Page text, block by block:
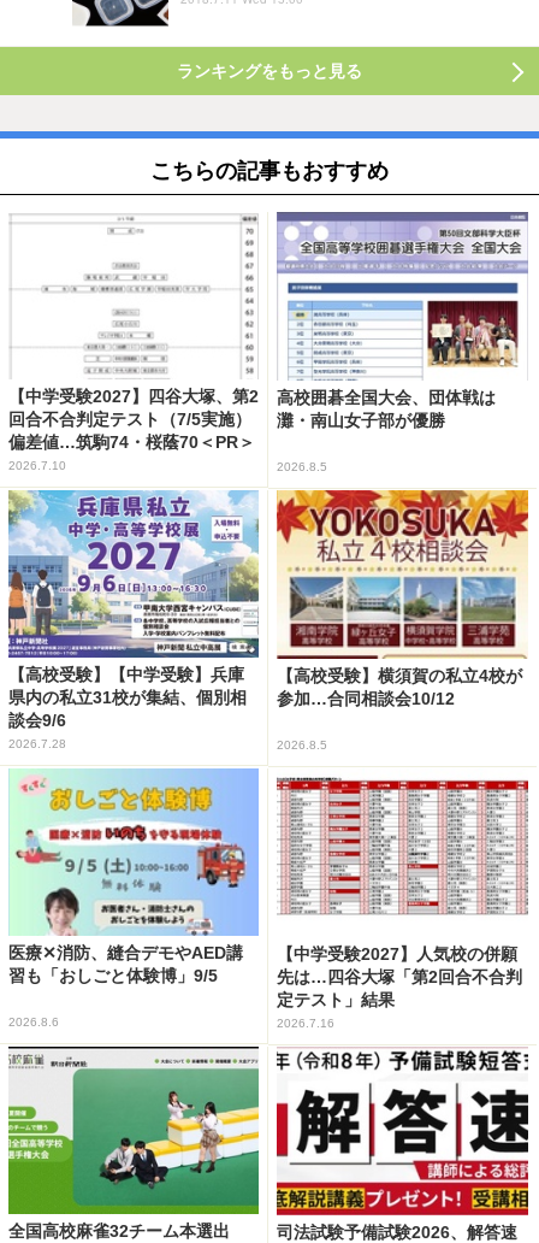
ランキングをもっと見る
こちらの記事もおすすめ
【中学受験2027】四谷大塚、第2
回合不合判定テスト（7/5実施）
偏差値…筑駒74・桜蔭70＜PR＞
2026.7.10
高校囲碁全国大会、団体戦は
灘・南山女子部が優勝
2026.8.5
【高校受験】【中学受験】兵庫
県内の私立31校が集結、個別相
談会9/6
2026.7.28
【高校受験】横須賀の私立4校が
参加…合同相談会10/12
2026.8.5
医療✕消防、縫合デモやAED講
習も「おしごと体験博」9/5
2026.8.6
【中学受験2027】人気校の併願
先は…四谷大塚「第2回合不合判
定テスト」結果
2026.7.16
全国高校麻雀32チーム本選出
司法試験予備試験2026、解答速